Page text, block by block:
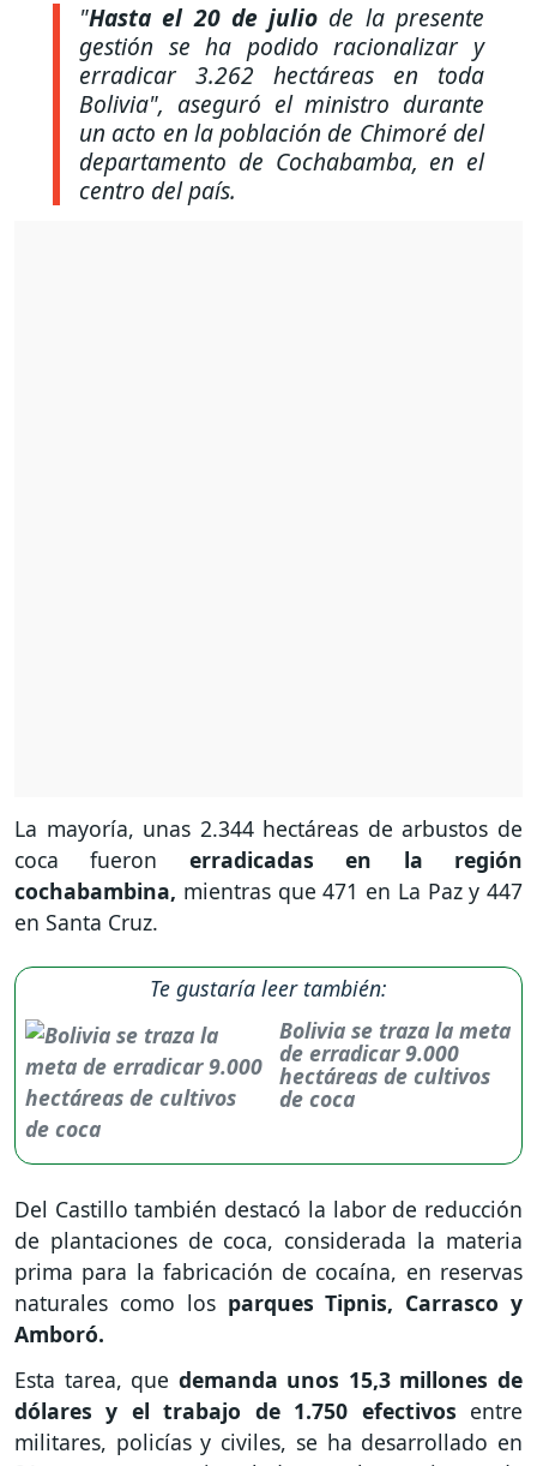
"Hasta el 20 de julio de la presente
gestión se ha podido racionalizar y
erradicar 3.262 hectáreas en toda
Bolivia", aseguró el ministro durante
un acto en la población de Chimoré del
departamento de Cochabamba, en el
centro del país.
La mayoría, unas 2.344 hectáreas de arbustos de
coca fueron erradicadas en la región
cochabambina, mientras que 471 en La Paz y 447
en Santa Cruz.
Te gustaría leer también:
Bolivia se traza la meta
de erradicar 9.000
hectáreas de cultivos
de coca
Del Castillo también destacó la labor de reducción
de plantaciones de coca, considerada la materia
prima para la fabricación de cocaína, en reservas
naturales como los parques Tipnis, Carrasco y
Amboró.
Esta tarea, que demanda unos 15,3 millones de
dólares y el trabajo de 1.750 efectivos entre
militares, policías y civiles, se ha desarrollado en